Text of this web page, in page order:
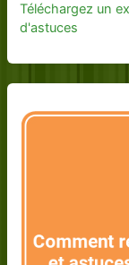
Téléchargez un
d'astuces